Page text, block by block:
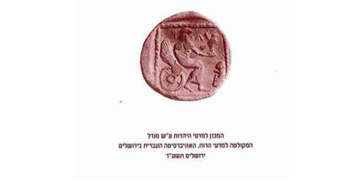
הנחת אתר ספר מודפס